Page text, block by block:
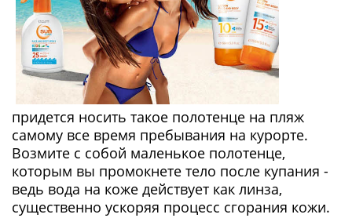
придется носить такое полотенце на пляж
самому все время пребывания на курорте.
Возмите с собой маленькое полотенце,
которым вы промокнете тело после купания -
ведь вода на коже действует как линза,
существенно ускоряя процесс сгорания кожи.